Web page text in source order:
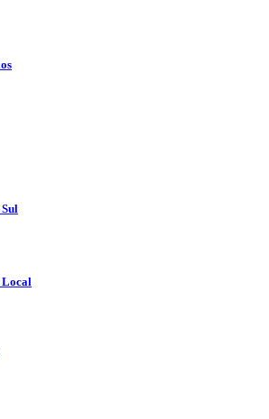
Local